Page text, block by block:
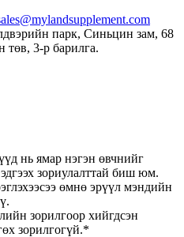
парк, Синьцин зам, 68
3-р барилга.
нь ямар нэгэн өвчнийг
зориулалттай биш юм.
өмнө эрүүл мэндийн
зорилгоор хийгдсэн
зорилгогүй.*